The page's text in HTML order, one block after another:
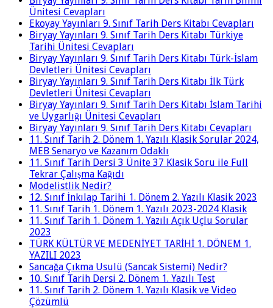
Ünitesi Cevapları
Ekoyay Yayınları 9. Sınıf Tarih Ders Kitabı Cevapları
Biryay Yayınları 9. Sınıf Tarih Ders Kitabı Türkiye
Tarihi Ünitesi Cevapları
Biryay Yayınları 9. Sınıf Tarih Ders Kitabı Türk-İslam
Devletleri Ünitesi Cevapları
Biryay Yayınları 9. Sınıf Tarih Ders Kitabı İlk Türk
Devletleri Ünitesi Cevapları
Biryay Yayınları 9. Sınıf Tarih Ders Kitabı İslam Tarihi
ve Uygarlığı Ünitesi Cevapları
Biryay Yayınları 9. Sınıf Tarih Ders Kitabı Cevapları
11. Sınıf Tarih 2. Dönem 1. Yazılı Klasik Sorular 2024,
MEB Senaryo ve Kazanım Odaklı
11. Sınıf Tarih Dersi 3 Ünite 37 Klasik Soru ile Full
Tekrar Çalışma Kağıdı
Modelistlik Nedir?
12. Sınıf İnkılap Tarihi 1. Dönem 2. Yazılı Klasik 2023
11. Sınıf Tarih 1. Dönem 1. Yazılı 2023-2024 Klasik
11. Sınıf Tarih 1. Dönem 1. Yazılı Açık Uçlu Sorular
2023
TÜRK KÜLTÜR VE MEDENİYET TARİHİ 1. DÖNEM 1.
YAZILI 2023
Sancağa Çıkma Usulü (Sancak Sistemi) Nedir?
10. Sınıf Tarih Dersi 2. Dönem 1. Yazılı Test
11. Sınıf Tarih 2. Dönem 1. Yazılı Klasik ve Video
Çözümlü